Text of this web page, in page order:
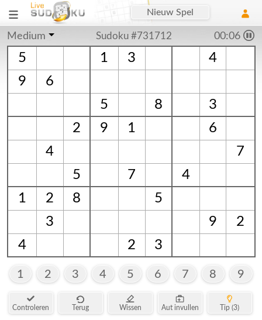
Nieuw Spel
Medium Sudoku #731712 00:06
5 1 3
4
9
6
5
8
3
2
9 1
6
4
7
5
7
4
1
2 8
5
3
9
2
4
2 3
1 2 3 4 5 6 7 8 9
Controleren Terug Wissen Aut invullen Tip (3)